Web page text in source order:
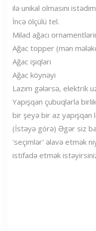
ilə unikal olmasını
İncə ölçülü tel.
Milad ağacı
Ağac topper (mən
Ağac işıqları
Ağac köynəyi
Lazım gələrsə, elektrik
Yapışqan çubuqlarla
bir şeyə bir az yapışqan
(İstəyə görə) Əgər siz
'seçimlər' əlavə etmək
istifadə etmək